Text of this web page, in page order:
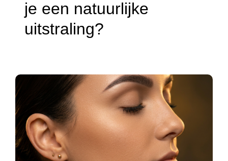
je een natuurlijke
uitstraling?